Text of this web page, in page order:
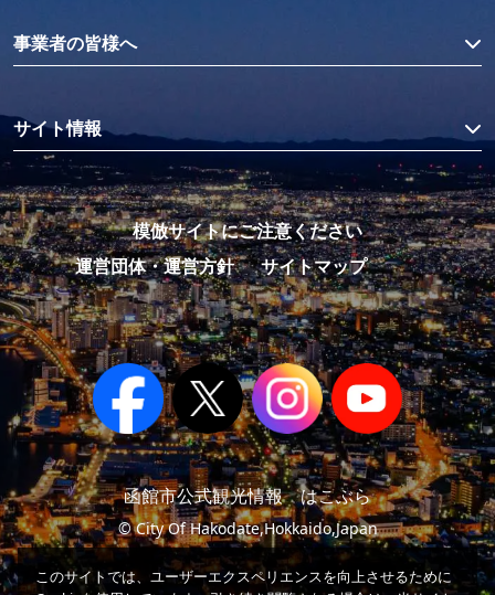
事業者の皆様へ
サイト情報
模倣サイトにご注意ください
運営団体・運営方針
サイトマップ
函館市公式観光情報 はこぶら
© City Of Hakodate,Hokkaido,Japan
このサイトでは、ユーザーエクスペリエンスを向上させるために